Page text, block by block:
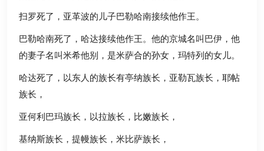
扫罗死了，亚革波的儿子巴勒哈南接续他作王。
巴勒哈南死了，哈达接续他作王。他的京城名叫巴伊，他
的妻子名叫米希他别，是米萨合的孙女，玛特列的女儿。
哈达死了，以东人的族长有亭纳族长，亚勒瓦族长，耶帖
族长，
亚何利巴玛族长，以拉族长，比嫩族长，
基纳斯族长，提幔族长，米比萨族长，